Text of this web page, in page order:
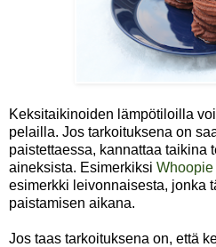
Keksitaikinoiden lämpötiloilla
pelailla. Jos tarkoituksena on
paistettaessa, kannattaa taikina
aineksista. Esimerkiksi
esimerkki leivonnaisesta, jonka
paistamisen aikana.
Jos taas tarkoituksena on, että